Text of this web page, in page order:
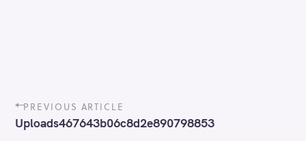
P
o
s
PREVIOUS ARTICLE
Uploads467643b06c8d2e890798853